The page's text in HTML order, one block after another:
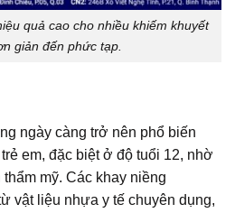
quả cao cho nhiều khiếm khuyết
giản đến phức tạp.
ngày càng trở nên phổ biến
em, đặc biệt ở độ tuổi 12, nhờ
mỹ. Các khay niềng
vật liệu nhựa y tế chuyên dụng,